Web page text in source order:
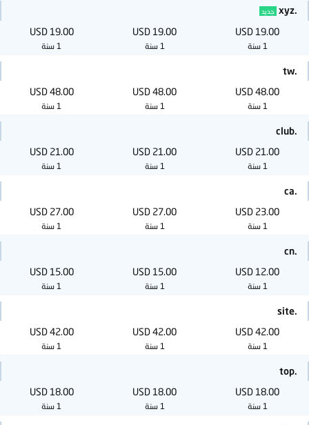
.xyz جديد
19.00 USD
1 سنة
19.00 USD
1 سنة
19.00 USD
1 سنة
.tw
48.00 USD
1 سنة
48.00 USD
1 سنة
48.00 USD
1 سنة
.club
21.00 USD
1 سنة
21.00 USD
1 سنة
21.00 USD
1 سنة
.ca
23.00 USD
1 سنة
27.00 USD
1 سنة
27.00 USD
1 سنة
.cn
12.00 USD
1 سنة
15.00 USD
1 سنة
15.00 USD
1 سنة
.site
42.00 USD
1 سنة
42.00 USD
1 سنة
42.00 USD
1 سنة
.top
18.00 USD
1 سنة
18.00 USD
1 سنة
18.00 USD
1 سنة